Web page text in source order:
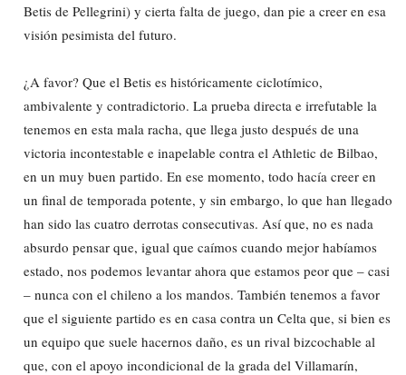
Betis de Pellegrini) y cierta falta de juego, dan pie a creer en esa
visión pesimista del futuro.
¿A favor? Que el Betis es históricamente ciclotímico,
ambivalente y contradictorio. La prueba directa e irrefutable la
tenemos en esta mala racha, que llega justo después de una
victoria incontestable e inapelable contra el Athletic de Bilbao,
en un muy buen partido. En ese momento, todo hacía creer en
un final de temporada potente, y sin embargo, lo que han llegado
han sido las cuatro derrotas consecutivas. Así que, no es nada
absurdo pensar que, igual que caímos cuando mejor habíamos
estado, nos podemos levantar ahora que estamos peor que – casi
– nunca con el chileno a los mandos. También tenemos a favor
que el siguiente partido es en casa contra un Celta que, si bien es
un equipo que suele hacernos daño, es un rival bizcochable al
que, con el apoyo incondicional de la grada del Villamarín,